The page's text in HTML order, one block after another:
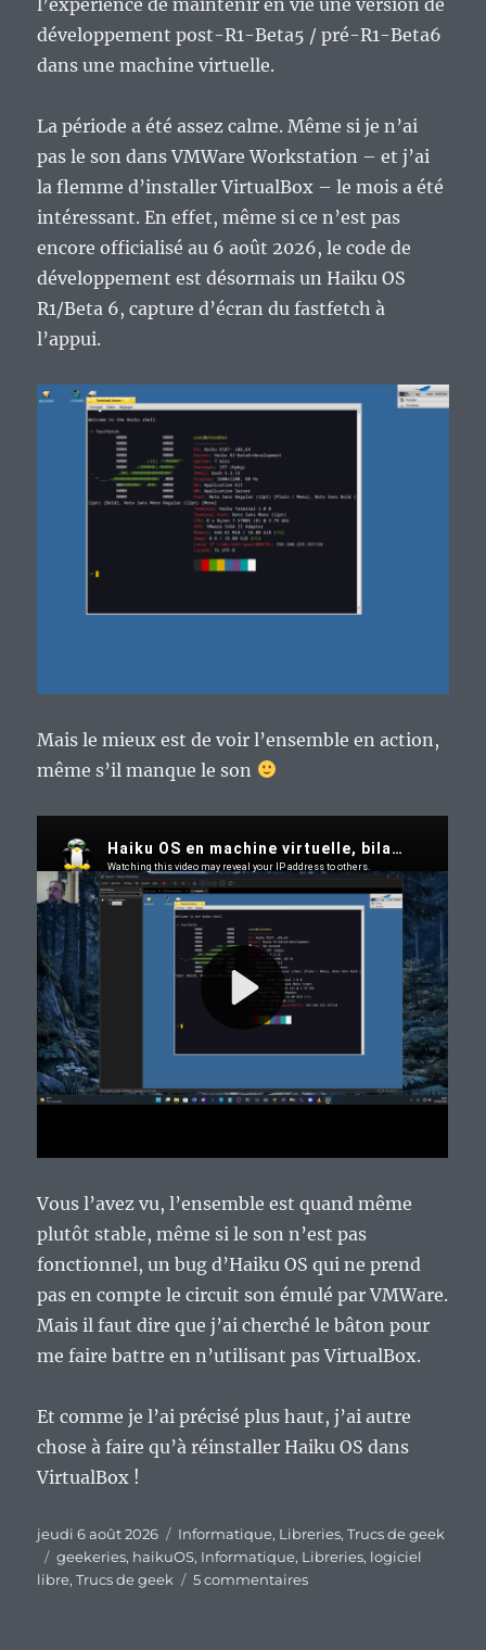
app
qui
a
PC
comme
sérieux.
l’expérience de maintenir en vie une version de
développement post-R1-Beta5 / pré-R1-Beta6
dans une machine virtuelle.
La période a été assez calme. Même si je n’ai
pas le son dans VMWare Workstation – et j’ai
la flemme d’installer VirtualBox – le mois a été
intéressant. En effet, même si ce n’est pas
encore officialisé au 6 août 2026, le code de
développement est désormais un Haiku OS
R1/Beta 6, capture d’écran du fastfetch à
l’appui.
Mais le mieux est de voir l’ensemble en action,
même s’il manque le son
Vous l’avez vu, l’ensemble est quand même
plutôt stable, même si le son n’est pas
fonctionnel, un bug d’Haiku OS qui ne prend
pas en compte le circuit son émulé par VMWare.
Mais il faut dire que j’ai cherché le bâton pour
me faire battre en n’utilisant pas VirtualBox.
Et comme je l’ai précisé plus haut, j’ai autre
chose à faire qu’à réinstaller Haiku OS dans
VirtualBox !
Publié
le
jeudi 6 août 2026 Catégories
Informatique, Libreries,Trucs de geek
Étiquettes
geekeries, haikuOS, Informatique, Libreries, logiciel
libre,Trucs de geek 5 commentairessur